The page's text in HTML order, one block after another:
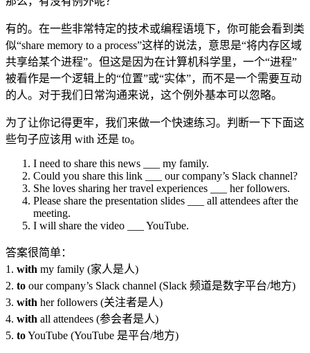
有的。在一些非常特定的技术或编程语境下，你可能会看到类
似“share memory to a process”这样的说法，意思是“将内存区域
共享给某个进程”。但这是因为在计算机科学里，一个“进程”
被看作是一个逻辑上的“位置”或“实体”，而不是一个需要互动
的人。对于我们日常沟通来说，这个例外基本可以忽略。
为了让你记得更牢，我们来做一个快速练习。判断一下下面这
些句子应该用 with 还是 to。
I need to share this news ___ my family.
Could you share this link ___ our company’s Slack channel?
She loves sharing her travel experiences ___ her followers.
Please share the presentation slides ___ all attendees after the
meeting.
I will share the video ___ YouTube.
答案很简单：
1. with my family (家人是人)
2. to our company’s Slack channel (Slack 频道是数字平台/地方)
3. with her followers (关注者是人)
4. with all attendees (参会者是人)
5. toYouTube (YouTube 是平台/地方)